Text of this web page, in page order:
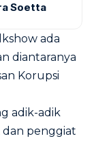
Soetta
ada
diantaranya
Korupsi
adik-adik
dan penggiat